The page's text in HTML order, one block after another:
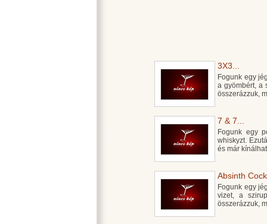
3X3...
Fogunk egy
a gyömbért, a
összerázzuk,
7 & 7...
Fogunk egy
whiskyzt.
és már
Absinth
Fogunk egy
vizet, a
összerázzuk,